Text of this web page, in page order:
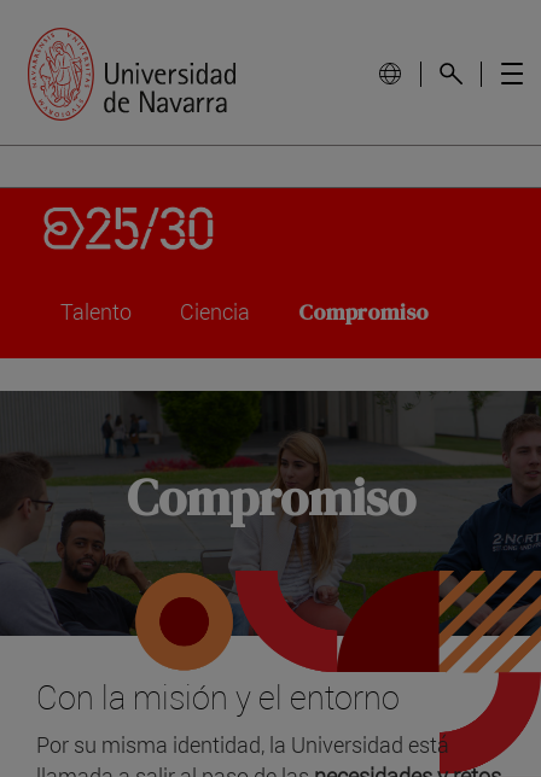
Talento Ciencia Compromiso
Compromiso
Con la misión y el entorno
Por su misma identidad, la Universidad está